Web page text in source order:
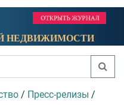
НЕДВИЖИМОСТИ
/ Пресс-релизы /